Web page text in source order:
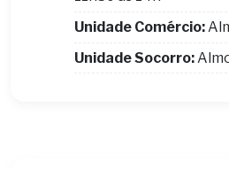
Unidade Comércio:
Unidade Socorro: